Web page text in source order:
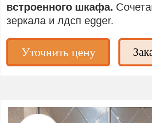
Уточнить цену
встроенного шкафа.
зеркала и лдсп egger.